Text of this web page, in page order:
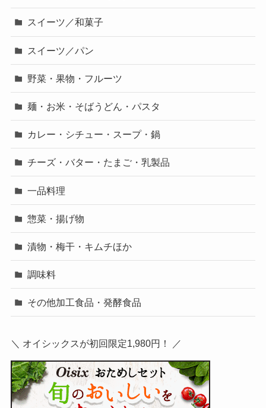
スイーツ／プリン・アイス
スイーツ／チョコその他
スイーツ／和菓子
スイーツ／パン
野菜・果物・フルーツ
麺・お米・そばうどん・パスタ
カレー・シチュー・スープ・鍋
チーズ・バター・たまご・乳製品
一品料理
惣菜・揚げ物
漬物・梅干・キムチほか
その他加工食品・発酵食品
＼ オイシックスが初回限定1,980円！ ／